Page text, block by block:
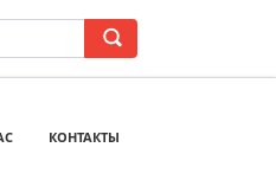
КОНТАКТЫ